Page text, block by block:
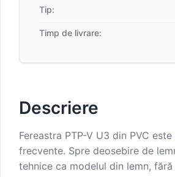
Tip:
Timp de livrare:
Descriere
Fereastra PTP-V U3 din PVC
frecvente. Spre deosebire de
tehnice ca modelul din lemn,